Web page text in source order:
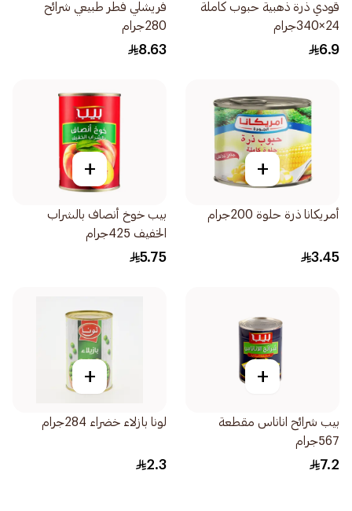
قودي ذرة ذهبية حبوب كاملة
24×340جرام
6.9
فريشلي فطر طبيعي شرائح
280جرام
8.63
+
أمريكانا ذرة حلوة 200جرام
3.45
+
بيب خوخ أنصاف بالشراب
الخفيف 425جرام
5.75
+
بيب شرائح اناناس مقطعة
567جرام
7.2
+
لونا بازلاء خضراء 284جرام
2.3